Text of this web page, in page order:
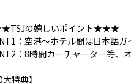
の嬉しいポイント★★★
：空港～ホテル間は日本語ガ
：8時間カーチャーター等、
特典】